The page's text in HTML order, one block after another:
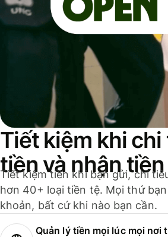
Tiết kiệm khi
tiền và nhận tiền
Tiết kiệm tiền khi bạn gửi, chi
hơn 40+ loại tiền tệ. Mọi thứ
khoản, bất cứ khi nào bạn cần.
Quản lý tiền mọi lúc mọi nơi